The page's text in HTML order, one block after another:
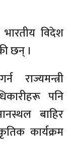
भारतीय विदेश
छन् ।
राज्यमन्त्री
पनि
बाहिर
कार्यक्रम